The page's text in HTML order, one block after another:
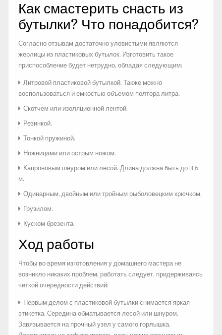
Как смастерить снасть из
бутылки? Что понадобится?
Согласно отзывам достаточно уловистыми являются
жерлицы из пластиковых бутылок. Изготовить такое
приспособление будет нетрудно, обладая следующим:
Литровой пластиковой бутылкой. Также можно
воспользоваться и емкостью объемом полтора литра.
Скотчем или изоляционной лентой.
Резинкой.
Тонкой пружиной.
Ножницами или острым ножом.
Капроновым шнуром или лесой. Длина должна быть до 3,5
м.
Одинарным, двойным или тройным рыболовецким крючком.
Грузилом.
Куском брезента.
Ход работы
Чтобы во время изготовления у домашнего мастера не
возникло никаких проблем, работать следует, придерживаясь
четкой очередности действий:
Первым делом с пластиковой бутылки снимается яркая
этикетка. Середина обматывается лесой или шнуром.
Завязывается на прочный узел у самого горлышка.